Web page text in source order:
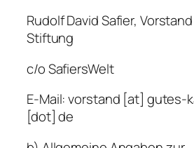
Rudolf David Safier,
Stiftung
c/o SafiersWelt
E-Mail: vorstand [at] gutes-
[dot] de